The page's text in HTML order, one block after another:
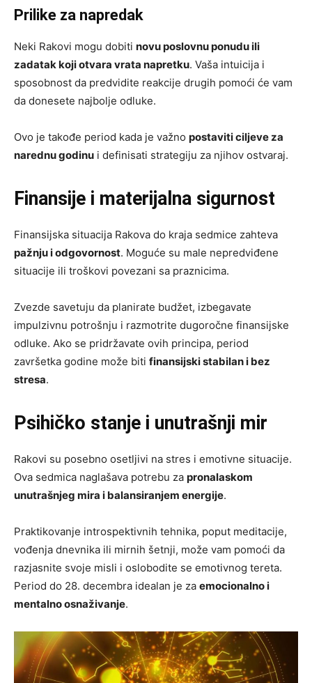
Prilike za napredak
Neki Rakovi mogu dobiti novu poslovnu ponudu ili
zadatak koji otvara vrata napretku. Vaša intuicija i
sposobnost da predvidite reakcije drugih pomoći će vam
da donesete najbolje odluke.
Ovo je takođe period kada je važno postaviti ciljeve za
narednu godinu i definisati strategiju za njihov ostvaraj.
Finansije i materijalna sigurnost
Finansijska situacija Rakova do kraja sedmice zahteva
pažnju i odgovornost. Moguće su male nepredviđene
situacije ili troškovi povezani sa praznicima.
Zvezde savetuju da planirate budžet, izbegavate
impulzivnu potrošnju i razmotrite dugoročne finansijske
odluke. Ako se pridržavate ovih principa, period
završetka godine može biti finansijski stabilan i bez
stresa.
Psihičko stanje i unutrašnji mir
Rakovi su posebno osetljivi na stres i emotivne situacije.
Ova sedmica naglašava potrebu za pronalaskom
unutrašnjeg mira i balansiranjem energije.
Praktikovanje introspektivnih tehnika, poput meditacije,
vođenja dnevnika ili mirnih šetnji, može vam pomoći da
razjasnite svoje misli i oslobodite se emotivnog tereta.
Period do 28. decembra idealan je za emocionalno i
mentalno osnaživanje.